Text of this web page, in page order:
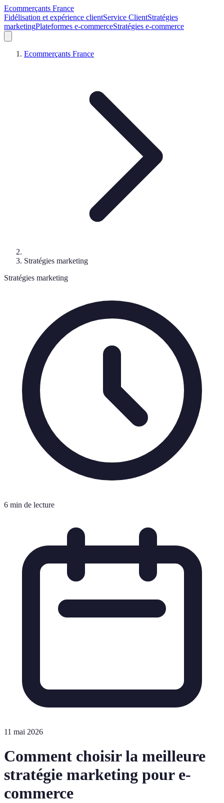
Ecommerçants France
Fidélisation et expérience clientService ClientStratégies
marketingPlateformes e-commerceStratégies e-commerce
Ecommerçants France
Stratégies marketing
Stratégies marketing
6 min de lecture
11 mai 2026
Comment choisir la meilleure
stratégie marketing pour e-
commerce